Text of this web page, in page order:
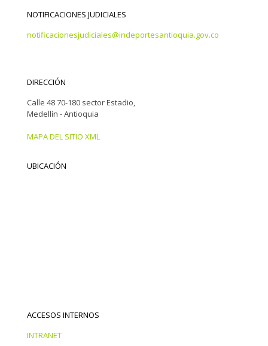
NOTIFICACIONES JUDICIALES
notificacionesjudiciales@indeportesantioquia.gov.co
DIRECCIÓN
Calle 48 70-180 sector Estadio,
Medellín - Antioquia
MAPA DEL SITIO XML
UBICACIÓN
ACCESOS INTERNOS
INTRANET